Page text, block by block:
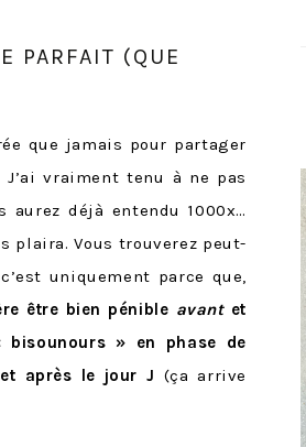
PARFAIT (QUE
que jamais pour partager
J’ai vraiment tenu à ne pas
déjà entendu 1000x…
plaira. Vous trouverez peut-
uniquement parce que,
être bien pénible avantet
» en phase de
après le jour J (ça arrive